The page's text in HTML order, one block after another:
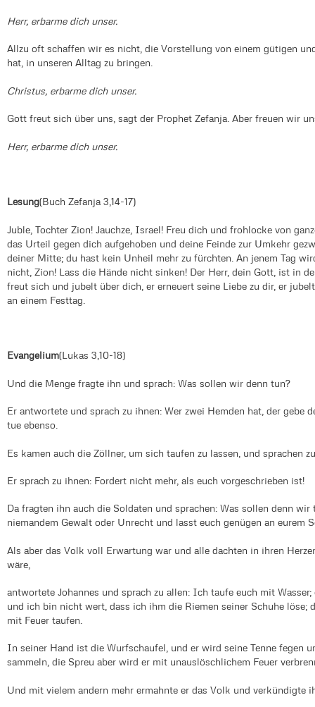
Herr, erbarme dich unser.
Allzu oft schaffen wir es nicht, die Vorstellung von einem gütigen
hat, in unseren Alltag zu bringen.
Christus, erbarme dich unser.
Gott freut sich über uns, sagt der Prophet Zefanja. Aber freuen wir
Herr, erbarme dich unser.
Lesung(Buch Zefanja 3,14-17)
Juble, Tochter Zion! Jauchze, Israel! Freu dich und frohlocke von
das Urteil gegen dich aufgehoben und deine Feinde zur Umkehr
deiner Mitte; du hast kein Unheil mehr zu fürchten. An jenem Tag
nicht, Zion! Lass die Hände nicht sinken! Der Herr, dein Gott, ist in
freut sich und jubelt über dich, er erneuert seine Liebe zu dir, er
an einem Festtag.
Evangelium(Lukas 3,10-18)
Und die Menge fragte ihn und sprach: Was sollen wir denn tun?
Er antwortete und sprach zu ihnen: Wer zwei Hemden hat, der gebe
tue ebenso.
Es kamen auch die Zöllner, um sich taufen zu lassen, und sprachen
Er sprach zu ihnen: Fordert nicht mehr, als euch vorgeschrieben ist!
Da fragten ihn auch die Soldaten und sprachen: Was sollen denn
niemandem Gewalt oder Unrecht und lasst euch genügen an eurem
Als aber das Volk voll Erwartung war und alle dachten in ihren
wäre,
antwortete Johannes und sprach zu allen: Ich taufe euch mit
und ich bin nicht wert, dass ich ihm die Riemen seiner Schuhe
mit Feuer taufen.
In seiner Hand ist die Wurfschaufel, und er wird seine Tenne fegen
sammeln, die Spreu aber wird er mit unauslöschlichem Feuer
Und mit vielem andern mehr ermahnte er das Volk und verkündigte